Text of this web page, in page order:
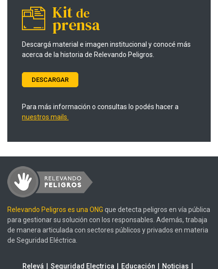
Kit de
prensa
Descargá material e imagen institucional y conocé más
acerca de la historia de Relevando Peligros.
DESCARGAR
Para más información o consultas lo podés hacer a
nuestros mails.
Relevando Peligros es una ONG que detecta peligros en vía pública
para gestionar su solución con los responsables. Además, trabaja
de manera articulada con sectores públicos y privados en materia
de Seguridad Eléctrica.
Relevá Seguridad Electrica Educación Noticias